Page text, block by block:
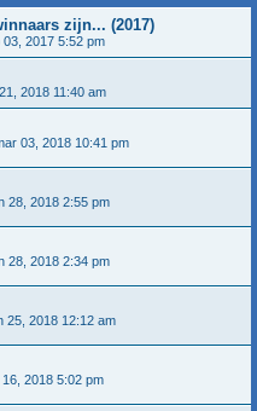
zijn... (2017)
03, 2017 5:52 pm
2018 11:40 am
03, 2018 10:41 pm
28, 2018 2:55 pm
28, 2018 2:34 pm
25, 2018 12:12 am
16, 2018 5:02 pm